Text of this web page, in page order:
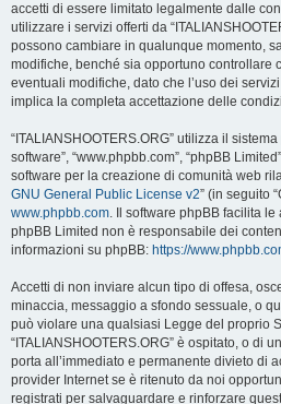
accetti di essere limitato legalmente dalle
utilizzare i servizi offerti da
possono cambiare in qualunque momento,
modifiche, benché sia opportuno controllare
eventuali modifiche, dato che l’uso dei servizi
implica la completa accettazione delle
“ITALIANSHOOTERS.ORG” utilizza il
software”, “www.phpbb.com”, “phpBB
software per la creazione di comunità web
GNU General Public License v2” (in seguito
www.phpbb.com. Il software phpBB facilita
phpBB Limited non è responsabile dei
informazioni su phpBB: https://
Accetti di non inviare alcun tipo di offesa,
minaccia, messaggio a sfondo sessuale, o
può violare una qualsiasi Legge del proprio
“ITALIANSHOOTERS.ORG” è ospitato, o di
porta all’immediato e permanente divieto di
provider Internet se è ritenuto da noi
registrati per salvaguardare e rinforzare